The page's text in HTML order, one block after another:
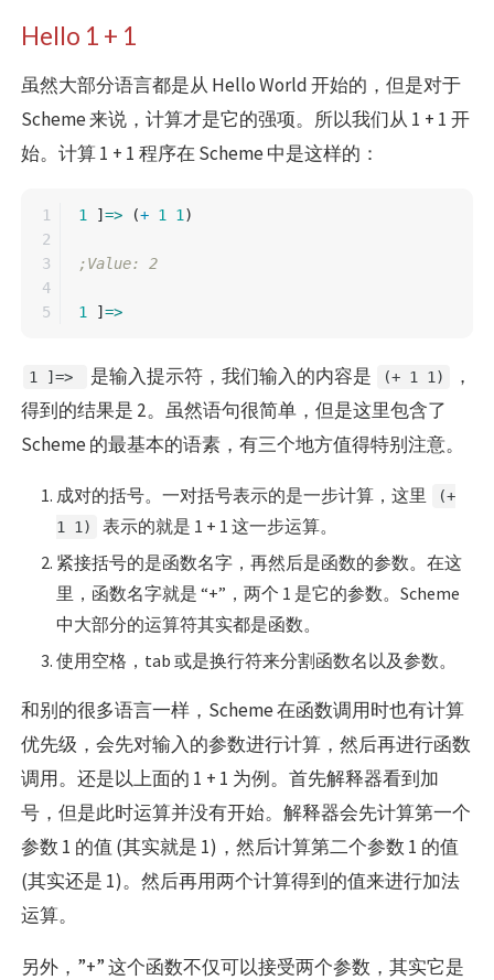
Hello 1 + 1
虽然大部分语言都是从 Hello World 开始的，但是对于
Scheme 来说，计算才是它的强项。所以我们从 1 + 1 开
始。计算 1 + 1 程序在 Scheme 中是这样的：
1
2
3
4
1 ] => (+ 1 1 )
;Value: 2
1 ] =>
1 ]=> 是输入提示符，我们输入的内容是 (+ 1 1)
，
得到的结果是 2。虽然语句很简单，但是这里包含了
Scheme 的最基本的语素，有三个地方值得特别注意。
成对的括号。一对括号表示的是一步计算，这里
(+
1 1)
表示的就是 1 + 1 这一步运算。
紧接括号的是函数名字，再然后是函数的参数。在这
里，函数名字就是 “+”，两个 1 是它的参数。Scheme
中大部分的运算符其实都是函数。
使用空格，tab 或是换行符来分割函数名以及参数。
和别的很多语言一样，Scheme 在函数调用时也有计算
优先级，会先对输入的参数进行计算，然后再进行函数
调用。还是以上面的 1 + 1 为例。首先解释器看到加
号，但是此时运算并没有开始。解释器会先计算第一个
参数 1 的值 (其实就是 1)，然后计算第二个参数 1 的值
(其实还是 1)。然后再用两个计算得到的值来进行加法
运算。
另外，”+” 这个函数不仅可以接受两个参数，其实它是